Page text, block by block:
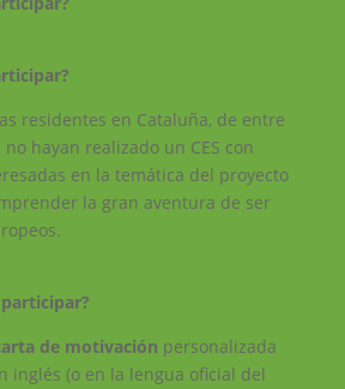
residentes en Cataluña, de entre
no hayan realizado un CES con
en la temática del proyecto
la gran aventura de ser
de motivación personalizada
inglés (o en la lengua oficial del